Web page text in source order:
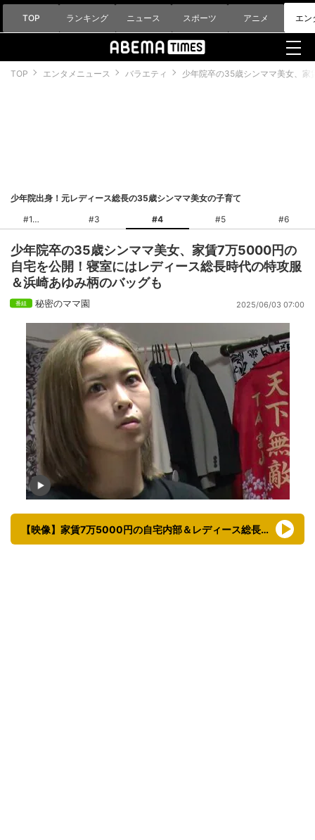
TOP ランキング ニュース スポーツ アニメ エン
TOP エンタメニュース バラエティ 少年院卒の35歳シンママ美女、
少年院出身！元レディース総長の35歳シンママ美女の子育て
#1
#3 #4 #5 #6
少年院卒の35歳シンママ美女、家賃7万5000円の
自宅を公開！寝室にはレディース総長時代の特攻服
＆浜崎あゆみ柄のバッグも
秘密のママ園 2025/06/03 07:00
【映像】家賃7万5000円の自宅内部＆レディース総長時代の写真